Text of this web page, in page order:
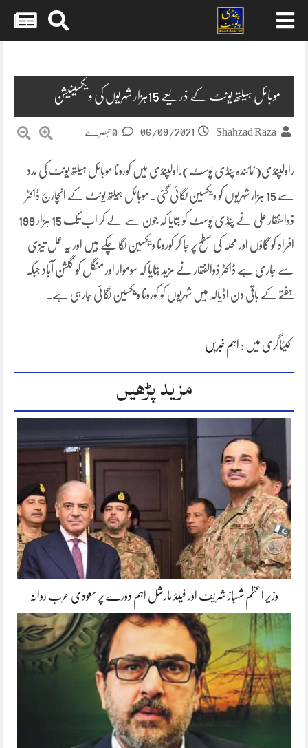
موبائل ہیلتھ یونٹ کے ذریعے 15ہزار شہریوں کی ویکسینیشن
Shahzad Raza
06/09/2021
راولپنڈی(نمائندہ پنڈی پوسٹ)راولپنڈی میں کورونا موبائل ہیلتھ یونٹ کی مدد
سے 15 ہزار شہریوں کو ویکسین لگائی گئی ۔موبائل ہیلتھ یونٹ کے انچارج ڈاکٹر
ذوالفقار علی نے پنڈی پوسٹ کو بتایا کہ جون سے لے کر اب تک 15 ہزار 199
افراد کو گاؤں اور محلہ کی سطح پر جا کر کورونا ویکسین لگا چکے ہیں اور یہ عمل تیزی
سے جاری ہے ڈاکٹر ذوالفقار نے مزید بتایا کہ سوموار اور منگل کو گلشن آباد جبکہ
ہفتے کے باقی دن اڈیالہ میں شہریوں کو کورونا ویکسین لگائی جارہی ہے۔
کیٹاگری میں : اہم خبریں
مزید پڑھیں
وزیر اعظم شہباز شریف اور فیلڈ مارشل اہم دورے پر سعودی عرب روانہ